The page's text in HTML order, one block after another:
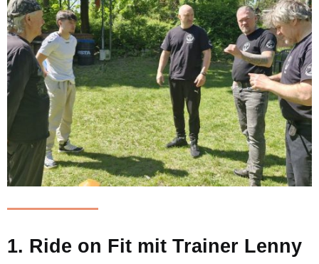
1. Ride on Fit mit Trainer Lenny